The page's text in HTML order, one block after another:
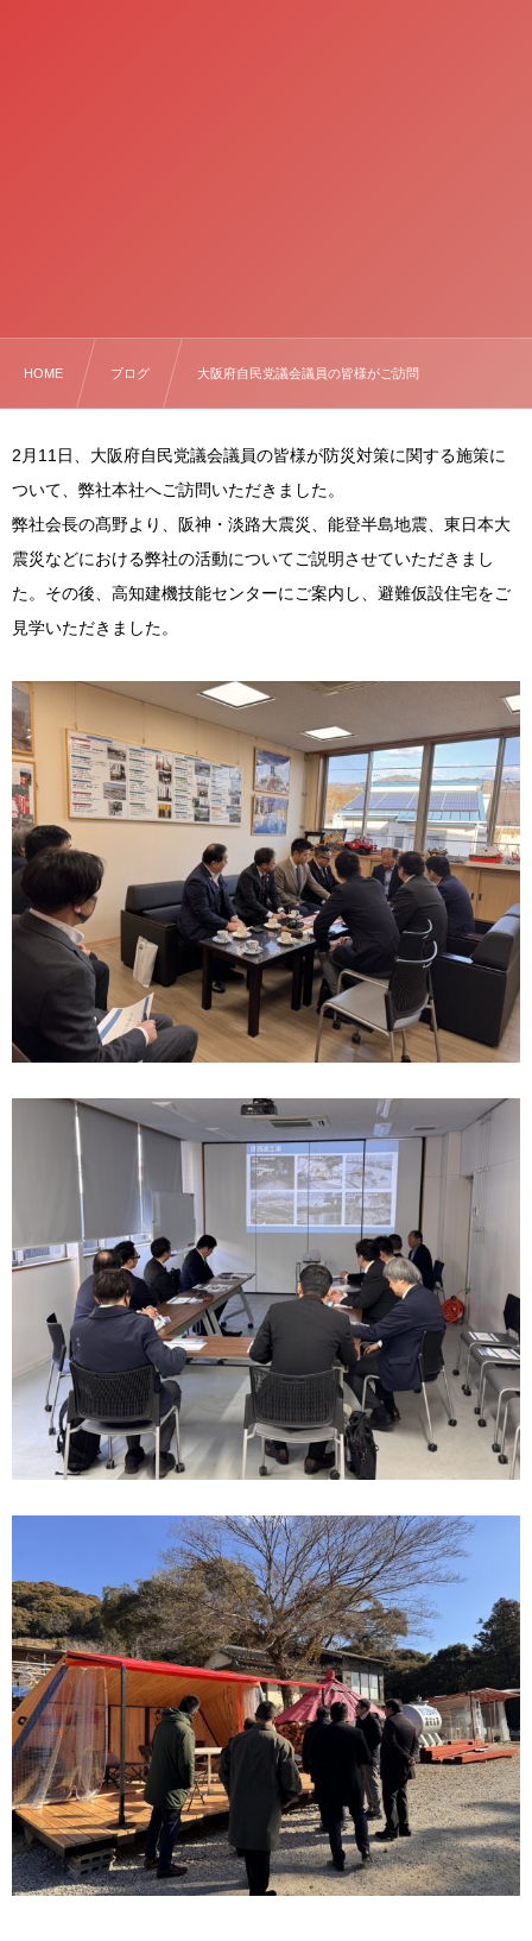
HOME ブログ 大阪府自民党議会議員の皆様がご訪問
2月11日、大阪府自民党議会議員の皆様が防災対策に関する施策に
ついて、弊社本社へご訪問いただきました。
弊社会長の髙野より、阪神・淡路大震災、能登半島地震、東日本大
震災などにおける弊社の活動についてご説明させていただきまし
た。その後、高知建機技能センターにご案内し、避難仮設住宅をご
見学いただきました。